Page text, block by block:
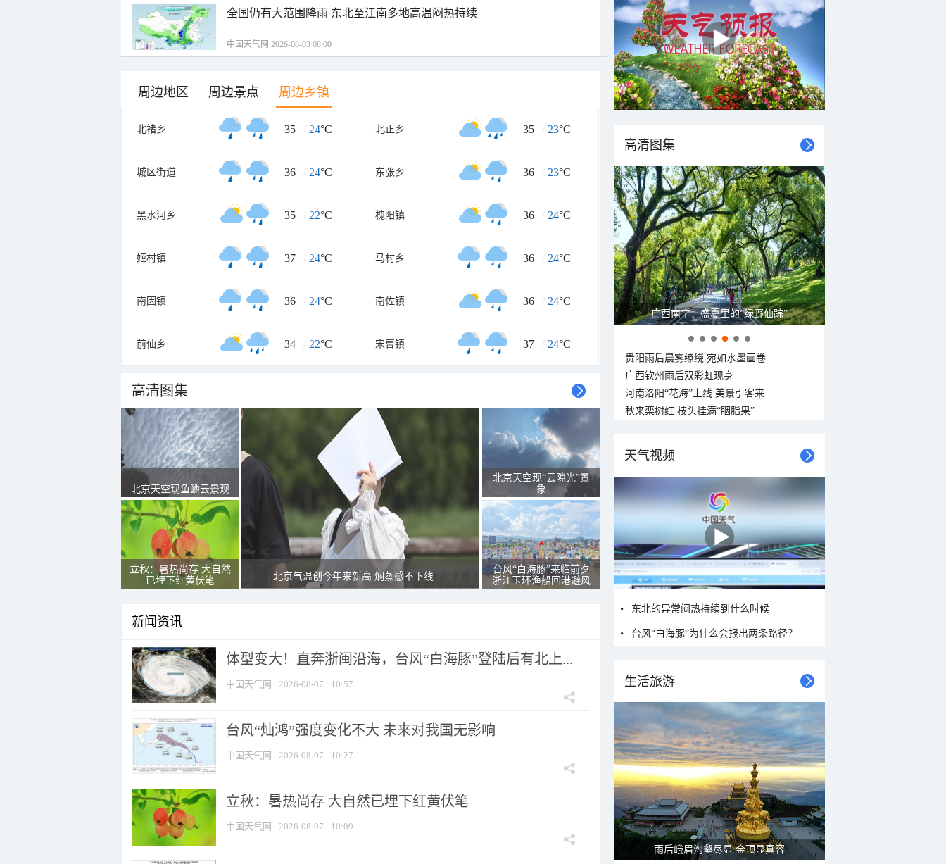
全国仍有大范围降雨 东北至江南多地高温闷热持续
中国天气网 2026-08-03 08:00
周边地区 周边景点 周边乡镇
北褚乡 35 / 24°C 北正乡 35 / 23°C
城区街道 36 / 24°C 东张乡 36 / 23°C
黑水河乡 35 / 22°C 槐阳镇 36 / 24°C
姬村镇 37 / 24°C 马村乡 36 / 24°C
南因镇 36 / 24°C 南佐镇 36 / 24°C
前仙乡 34 / 22°C 宋曹镇 37 / 24°C
高清图集
北京天空现鱼鳞云景观
立秋：暑热尚存 大自然
已埋下红黄伏笔
北京气温创今年来新高 焖蒸感不下线
北京天空现“云隙光”景
象
台风“白海豚”来临前夕
浙江玉环渔船回港避风
新闻资讯
体型变大！直奔浙闽沿海，台风“白海豚”登陆后有北上...
中国天气网 2026-08-07 10:57
台风“灿鸿”强度变化不大 未来对我国无影响
中国天气网 2026-08-07 10:27
立秋：暑热尚存 大自然已埋下红黄伏笔
中国天气网 2026-08-07 10:09
高清图集
广西南宁：盛夏里的“绿野仙踪”
贵阳雨后晨雾缭绕 宛如水墨画卷
广西钦州雨后双彩虹现身
河南洛阳“花海”上线 美景引客来
秋来栾树红 枝头挂满“胭脂果”
天气视频
东北的异常闷热持续到什么时候
台风“白海豚”为什么会报出两条路径？
生活旅游
雨后峨眉沟壑尽显 金顶显真容